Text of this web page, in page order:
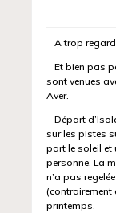
A trop
Et bien pas
sont venues
Aver.
Départ
sur les pistes
part le soleil et
personne. La
n’a pas
(contrairement
printemps.